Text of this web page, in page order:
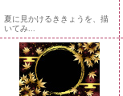
夏に見かけるききょうを、描
いてみ...